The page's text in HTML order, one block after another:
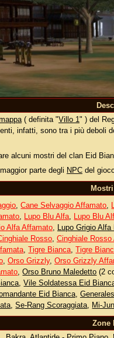
( definita "Villo 1" ) del
infatti, sono tra i più deboli
alcuni mostri del clan Eid
parte degli NPCdel
,Cane Selvaggio Affamato
Lupo Blu Alfa Lupo Blu
Alfa Affamato, Lupo Grigio
Rosso, Cinghiale Rosso
,Tigre Bianca ,Tigre
, Orso Grizzly, Orso Grizzly
,Orso Bruno Maledetto (2
,Vile Soldatessa Eid
Eid Bianca,
,Se-Rang Scoraggiata Mi-
Zone